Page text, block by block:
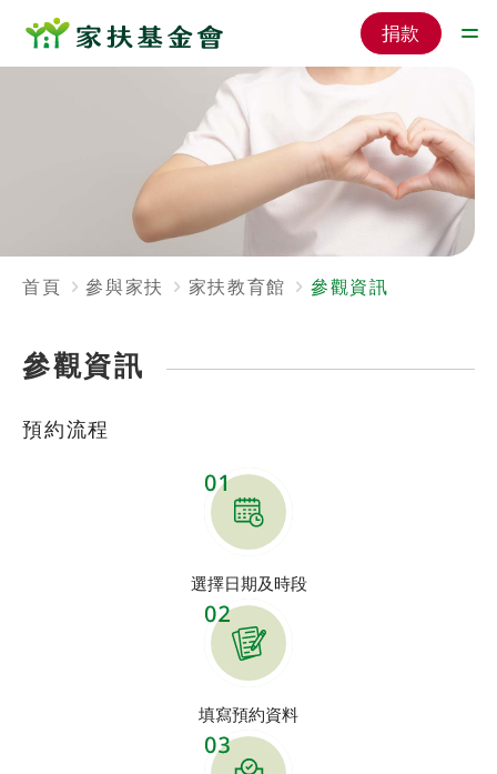
捐款
首頁 參與家扶 家扶教育館 參觀資訊
參觀資訊
預約流程
選擇日期及時段
填寫預約資料